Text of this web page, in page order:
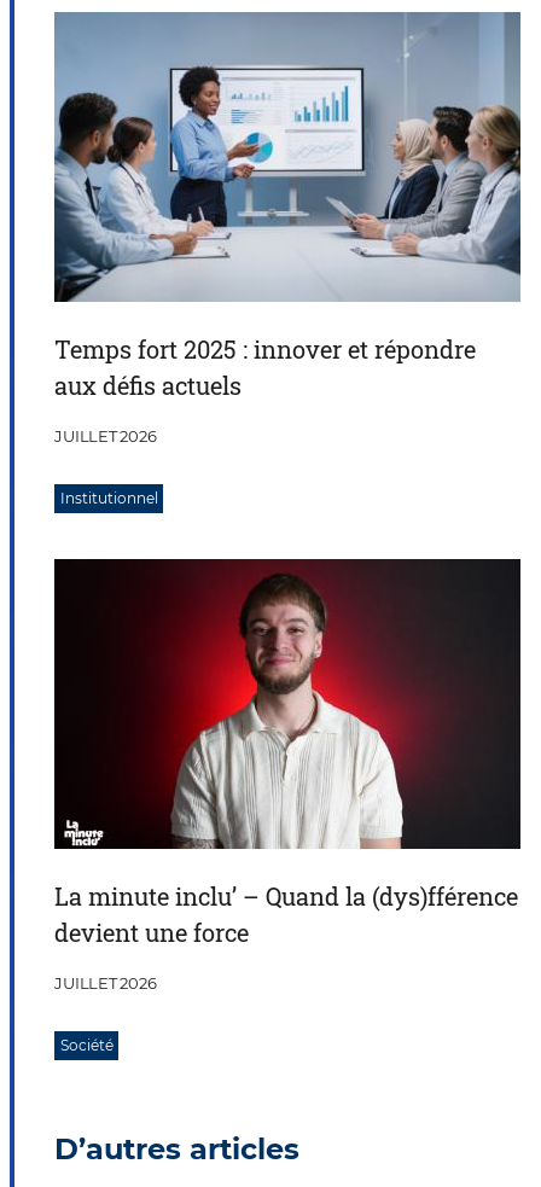
Temps fort 2025 : innover et répondre
aux défis actuels
JUILLET 2026
Institutionnel
La minute inclu’ – Quand la (dys)fférence
devient une force
JUILLET 2026
Société
D’autres articles